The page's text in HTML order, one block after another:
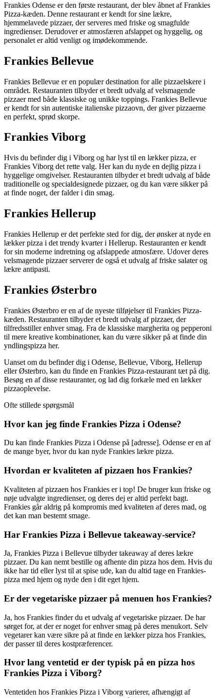
Frankies Odense er den første restaurant, der blev åbnet af Frankies
Pizza-kæden. Denne restaurant er kendt for sine lækre,
hjemmelavede pizzaer, der serveres med friske og smagfulde
ingredienser. Derudover er atmosfæren afslappet og hyggelig, og
personalet er altid venligt og imødekommende.
Frankies Bellevue
Frankies Bellevue er en populær destination for alle pizzaelskere i
området. Restauranten tilbyder et bredt udvalg af velsmagende
pizzaer med både klassiske og unikke toppings. Frankies Bellevue
er kendt for sin autentiske italienske pizzaovn, der giver pizzaerne
en perfekt, sprød skorpe.
Frankies Viborg
Hvis du befinder dig i Viborg og har lyst til en lækker pizza, er
Frankies Viborg det rette valg. Her kan du nyde en dejlig pizza i
hyggelige omgivelser. Restauranten tilbyder et bredt udvalg af både
traditionelle og specialdesignede pizzaer, og du kan være sikker på
at finde noget, der falder i din smag.
Frankies Hellerup
Frankies Hellerup er det perfekte sted for dig, der ønsker at nyde en
lækker pizza i det trendy kvarter i Hellerup. Restauranten er kendt
for sin moderne indretning og afslappede atmosfære. Udover deres
velsmagende pizzaer serverer de også et udvalg af friske salater og
lækre antipasti.
Frankies Østerbro
Frankies Østerbro er en af de nyeste tilføjelser til Frankies Pizza-
kæden. Restauranten tilbyder et bredt udvalg af pizzaer, der
tilfredsstiller enhver smag. Fra de klassiske margherita og pepperoni
til mere kreative kombinationer, kan du være sikker på at finde din
yndlingspizza her.
Uanset om du befinder dig i Odense, Bellevue, Viborg, Hellerup
eller Østerbro, kan du finde en Frankies Pizza-restaurant tæt på dig.
Besøg en af ​​disse restauranter, og lad dig forkæle med en lækker
pizzaoplevelse.
Ofte stillede spørgsmål
Hvor kan jeg finde Frankies Pizza i Odense?
Du kan finde Frankies Pizza i Odense på [adresse]. Odense er en af
de mange byer, hvor du kan nyde Frankies lækre pizza.
Hvordan er kvaliteten af pizzaen hos Frankies?
Kvaliteten af pizzaen hos Frankies er i top! De bruger kun friske og
nøje udvalgte ingredienser, og deres dej er altid perfekt bagt.
Frankies går aldrig på kompromis med kvaliteten af deres mad, og
det kan man bestemt smage.
Har Frankies Pizza i Bellevue takeaway-service?
Ja, Frankies Pizza i Bellevue tilbyder takeaway af deres lækre
pizzaer. Du kan nemt bestille og afhente din pizza hos dem. Hvis du
ikke har tid eller lyst til at spise ude, kan du altid tage en Frankies-
pizza med hjem og nyde den i dit eget hjem.
Er der vegetariske pizzaer på menuen hos Frankies?
Ja, hos Frankies finder du et udvalg af vegetariske pizzaer. De har
sørget for, at der er noget for enhver smag på deres menukort. Selv
vegetarer kan være sikre på at finde en lækker pizza hos Frankies,
der passer til deres kostpræferencer.
Hvor lang ventetid er der typisk på en pizza hos
Frankies Pizza i Viborg?
Ventetiden hos Frankies Pizza i Viborg varierer, afhængigt af